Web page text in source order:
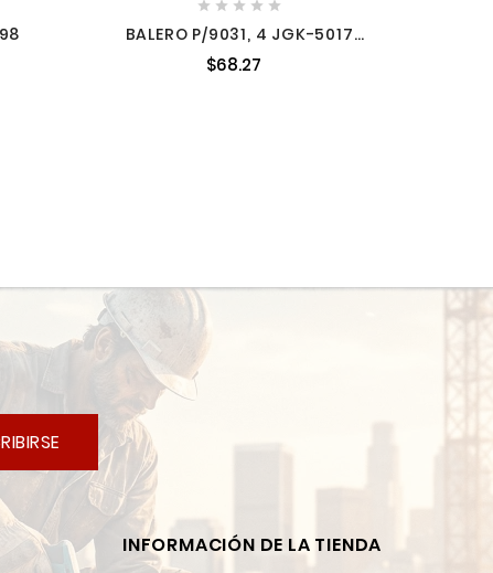
    
BALERO P/9031, 4 JGK-5017
ANTES 2100151 2102111 2102111
$68.27
INFORMACIÓN DE LA TIENDA